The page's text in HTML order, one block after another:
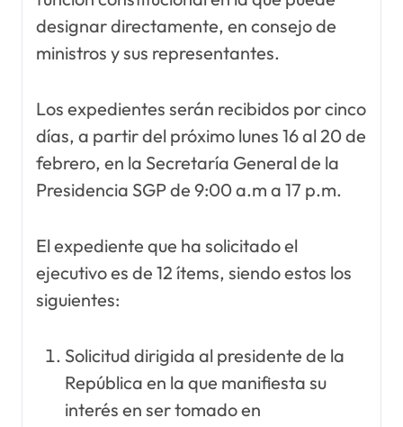
designar directamente, en consejo de
ministros y sus representantes.
Los expedientes serán recibidos por cinco
días, a partir del próximo lunes 16 al 20 de
febrero, en la Secretaría General de la
Presidencia SGP de 9:00 a.m a 17 p.m.
El expediente que ha solicitado el
ejecutivo es de 12 ítems, siendo estos los
siguientes:
Solicitud dirigida al presidente de la
República en la que manifiesta su
interés en ser tomado en